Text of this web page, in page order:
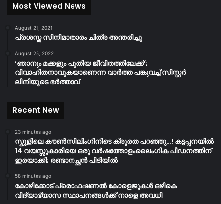
Most Viewed News
August 21, 2021
പ്രശസ്ത സിനിമാതാരം ചിത്ര അന്തരിച്ചു
August 25, 2022
‘ഞാനും മക്കളും പുതിയ ജീവിതത്തിലേക്ക്’;
വിവാഹിതനാവുകയാണെന്ന വാർത്ത പങ്കുവച്ച് സിസ്റ്റർ
ലിനിയുടെ ഭർത്താവ്
Recent New
23 minutes ago
സ്കൂളിലെ കൗൺസിലിംഗിനിടെ ക്രൂരത പറഞ്ഞു…! കട്ടപ്പനയിൽ
14 വയസ്സുകാരിയെ ഒരു വർഷത്തോളംലൈംഗിക പീഡനത്തിന്
ഇരയാക്കി; രണ്ടാനച്ഛൻ പിടിയിൽ
58 minutes ago
കോഴിക്കോട് പ്രൊഫഷണൽ കോളെജുകൾ ഒഴികെ
വിദ്യാഭ്യാസ സ്ഥാപനങ്ങൾക്ക് നാളെ അവധി